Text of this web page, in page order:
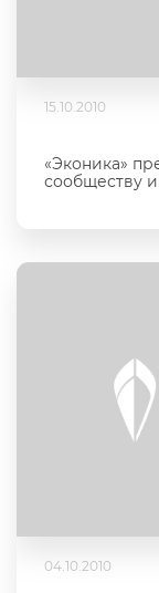
15.10.2010
«Эконика»
сообществу
04.10.2010